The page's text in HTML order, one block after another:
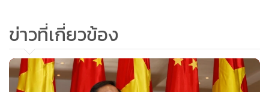
ข่าวที่เกี่ยวข้อง